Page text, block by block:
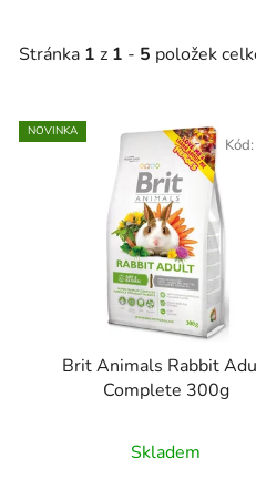
Stránka 1 z 1 - 5 položek
V
ý
NOVINKA
Brit Animals Rabbit
Complete 300g
Skladem
Kód: